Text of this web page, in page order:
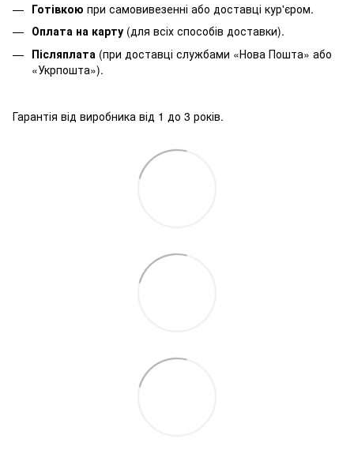
Готівкою при самовивезенні або доставці кур'єром.
Оплата на карту (для всіх способів доставки).
Післяплата (при доставці службами «Нова Пошта» або
«Укрпошта»).
Гарантія від виробника від 1 до 3 років.